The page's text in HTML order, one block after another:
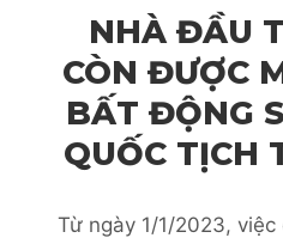
NHÀ ĐẦU
CÒN ĐƯỢC
BẤT ĐỘNG
QUỐC TỊCH
Từ ngày 1/1/2023,